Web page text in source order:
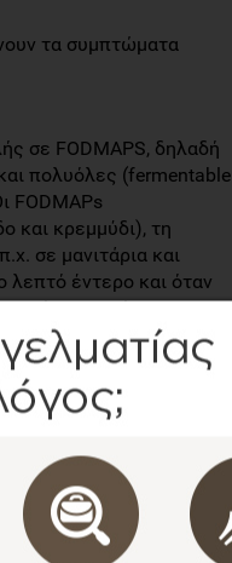
τα συμπτώματα
σε FODMAPS, δηλαδή
πολυόλες (fermentable
FODMAPs
και κρεμμύδι), τη
σε μανιτάρια και
έντερο και όταν
κινητικότητα και
χαμηλής σε FODMAPs
με κυρίαρχο σύμπτωμα